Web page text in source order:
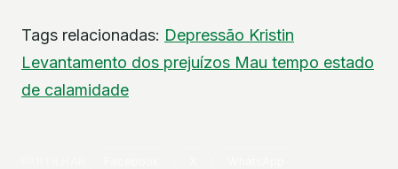
Tags relacionadas: Depressão Kristin
Levantamento dos prejuízos Mau tempo estado
de calamidade